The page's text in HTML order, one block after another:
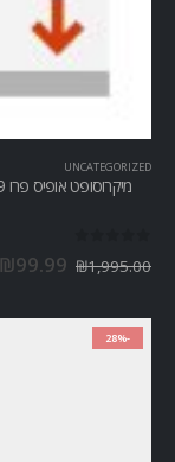
UNCATEGORIZED
₪1,995.00
₪99.99
-28%